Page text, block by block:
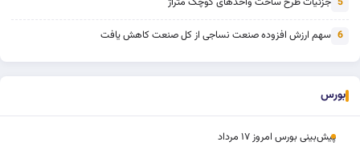
6 سهم ارزش افزوده صنعت نساجی از کل صنعت کاهش یافت
بورس
پیش‌بینی بورس امروز ۱۷ مرداد